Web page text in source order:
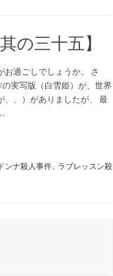
の三十五】
過ごしでしょうか。 さ
実写版（白雪姫）が、世界
、、）がありましたが、 最
ンナ殺人事件, ラブレッスン殺